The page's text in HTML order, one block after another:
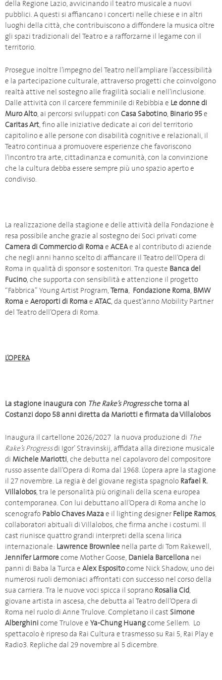
della Regione Lazio, avvicinando il teatro musicale a nuovi
pubblici. A questi si affiancano i concerti nelle chiese e in altri
luoghi della città, che contribuiscono a diffondere la musica oltre
gli spazi tradizionali del Teatro e a rafforzarne il legame con il
territorio.
Prosegue inoltre l’impegno del Teatro nell’ampliare l’accessibilità
e la partecipazione culturale, attraverso progetti che coinvolgono
realtà attive nel sostegno alle fragilità sociali e nell’inclusione.
Dalle attività con il carcere femminile di Rebibbia e Le donne di
Muro Alto, ai percorsi sviluppati con Casa Sabotino, Binario 95e
Caritas Art, fino alle iniziative dedicate ai cori del territorio
capitolino e alle persone con disabilità cognitive e relazionali, il
Teatro continua a promuovere esperienze che favoriscono
l’incontro tra arte, cittadinanza e comunità, con la convinzione
che la cultura debba essere sempre più uno spazio aperto e
condiviso.
La realizzazione della stagione e delle attività della Fondazione è
resa possibile anche grazie al sostegno dei Soci privati come
Camera di Commercio di Roma e ACEAe al contributo di aziende
che negli anni hanno scelto di affiancare il Teatro dell’Opera di
Roma in qualità di sponsor e sostenitori. Tra queste Banca del
Fucino, che supporta con sensibilità e attenzione il progetto
“Fabbrica” Young Artist Program, Terna, Fondazione Roma, BMW
Roma e Aeroporti di Roma e ATAC, da quest’anno Mobility Partner
del Teatro dell’Opera di Roma.
L’OPERA
La stagione inaugura con The Rake’s Progressche torna al
Costanzi dopo 58 anni diretta da Mariotti e firmata da Villalobos
Inaugura il cartellone 2026/2027 la nuova produzione di The
Rake’s Progressdi Igor’ Stravinskij, affidata alla direzione musicale
di Michele Mariotti, che debutta nel capolavoro del compositore
russo assente dall’Opera di Roma dal 1968. L’opera apre la stagione
il 27 novembre. La regia è del giovane regista spagnolo Rafael R.
Villalobos, tra le personalità più originali della scena europea
contemporanea. Con lui debuttano all’Opera di Roma anche lo
scenografo Pablo Chaves Maza e il lighting designer Felipe Ramos,
collaboratori abituali di Villalobos, che firma anche i costumi. Il
cast riunisce quattro grandi interpreti della scena lirica
internazionale: Lawrence Brownlee nella parte di Tom Rakewell,
Jennifer Larmorecome Mother Goose, Daniela Barcellona nei
panni di Baba la Turca e Alex Espositocome Nick Shadow, uno dei
numerosi ruoli demoniaci affrontati con successo nel corso della
sua carriera. Tra le nuove voci spicca il soprano Rosalia Cid,
giovane artista in ascesa, che debutta al Teatro dell’Opera di
Roma nel ruolo di Anne Trulove. Completano il cast Simone
Alberghini come Trulove e Ya-Chung Huangcome Sellem. Lo
spettacolo è ripreso da Rai Cultura e trasmesso su Rai 5, Rai Play e
Radio3. Repliche dal 29 novembre al 5 dicembre.